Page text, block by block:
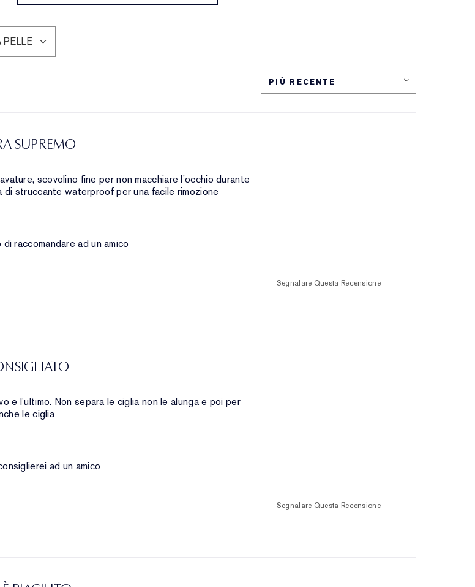
PELLE
SUPREMO
scovolino fine per non macchiare l'occhio durante
di struccante waterproof per una facile rimozione
di raccomandare ad un amico
Segnalare Questa Recensione
e l'ultimo. Non separa le ciglia non le alunga e poi per
le ciglia
ad un amico
Segnalare Questa Recensione